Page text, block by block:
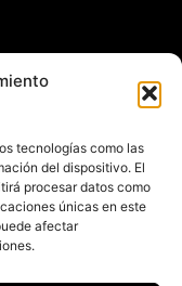
tecnologías como las
del dispositivo. El
procesar datos como
únicas en este
afectar
14,
España